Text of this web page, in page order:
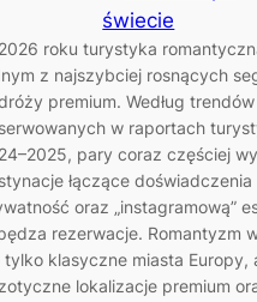
świecie
roku turystyka
z najszybciej rosnących
premium. Według
w raportach
pary coraz częściej
łączące
oraz „instagramową”
rezerwacje. Romantyzm
tylko klasyczne miasta Europy,
lokalizacje premium